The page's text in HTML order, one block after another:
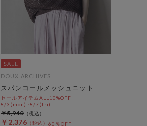
DOUX ARCHIVES
スパンコールメッシュニット
セールアイテムALL10%OFF
8/3(mon)~8/7(fri)
￥2,376 60％OFF
￥5,940